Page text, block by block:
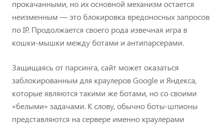
прокачанными, но их основной механизм остается
неизменным — это блокировка вредоносных запросов
по IP. Продолжается своего рода извечная игра в
кошки-мышки между ботами и антипарсерами.
Защищаясь от парсинга, сайт может оказаться
заблокированным для краулеров Google и Яндекса,
которые являются такими же ботами, но со своими
«белыми» задачами. К слову, обычно боты-шпионы
представляются на сервере именно краулерами